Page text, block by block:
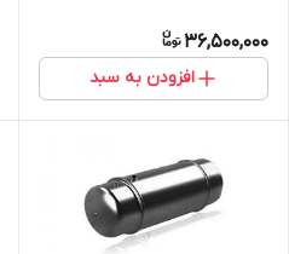
36,500,000
افزودن به سبد